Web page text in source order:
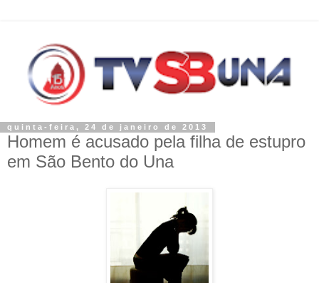
quinta-feira, 24 de janeiro de 2013
Homem é acusado pela filha de estupro
em São Bento do Una